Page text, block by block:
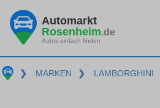
Automarkt
Rosenheim.de
Autos einfach finden
❯ MARKEN ❯ LAMBORGHINI